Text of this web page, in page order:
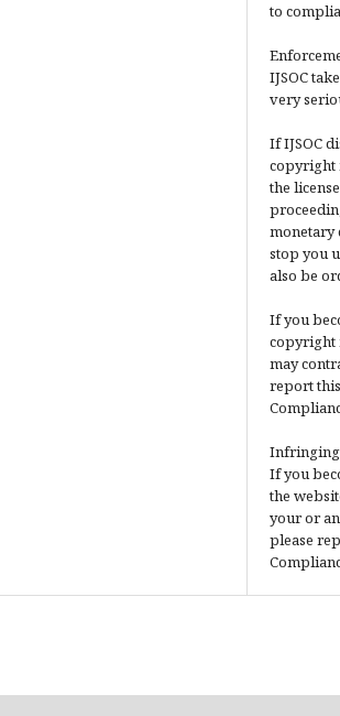
to
IJSOC
very
If IJSOC
copyright
the
monetary
stop you
also be
If you
copyright
may
report
If you
the
your or
please